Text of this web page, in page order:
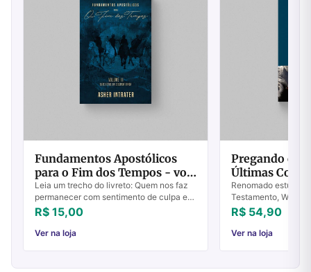
Fundamentos Apostólicos
para o Fim dos Tempos - vol
3
Leia um trecho do livreto: Quem nos faz
permanecer com sentimento de culpa e
condenação é o espírito religioso, e quem
nos faz cair em pecado é a cobiça da c...
R$ 15,00
Ver na loja
Pregando e
Últimas
Renomado
Testamento, Walter
hoje esta parte da
negligenciada no
especialmente ...
R$ 54,90
Ver na loja